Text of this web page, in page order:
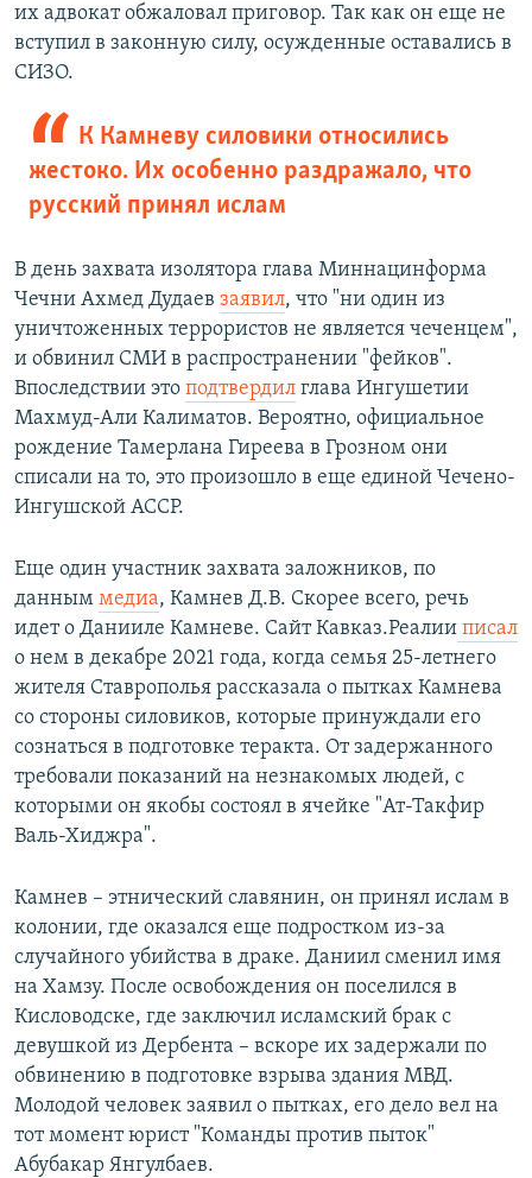
их адвокат обжаловал приговор. Так как он еще не
вступил в законную силу, осужденные оставались в
СИЗО.
К Камневу силовики относились
жестоко. Их особенно раздражало, что
русский принял ислам
В день захвата изолятора глава Миннацинформа
Чечни Ахмед Дудаев заявил, что "ни один из
уничтоженных террористов не является чеченцем",
и обвинил СМИ в распространении "фейков".
Впоследствии это подтвердил глава Ингушетии
Махмуд-Али Калиматов. Вероятно, официальное
рождение Тамерлана Гиреева в Грозном они
списали на то, это произошло в еще единой Чечено-
Ингушской АССР.
Еще один участник захвата заложников, по
данным медиа, Камнев Д.В. Скорее всего, речь
идет о Данииле Камневе. Сайт Кавказ.Реалии писал
о нем в декабре 2021 года, когда семья 25-летнего
жителя Ставрополья рассказала о пытках Камнева
со стороны силовиков, которые принуждали его
сознаться в подготовке теракта. От задержанного
требовали показаний на незнакомых людей, с
которыми он якобы состоял в ячейке "Ат-Такфир
Валь-Хиджра".
Камнев – этнический славянин, он принял ислам в
колонии, где оказался еще подростком из-за
случайного убийства в драке. Даниил сменил имя
на Хамзу. После освобождения он поселился в
Кисловодске, где заключил исламский брак с
девушкой из Дербента – вскоре их задержали по
обвинению в подготовке взрыва здания МВД.
Молодой человек заявил о пытках, его дело вел на
тот момент юрист "Команды против пыток"
Абубакар Янгулбаев.